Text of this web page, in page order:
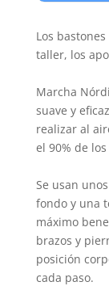
Los
taller, los
Marcha
suave y
realizar al
el 90% de
Se usan
fondo y una
máximo
brazos y
posición
cada paso.